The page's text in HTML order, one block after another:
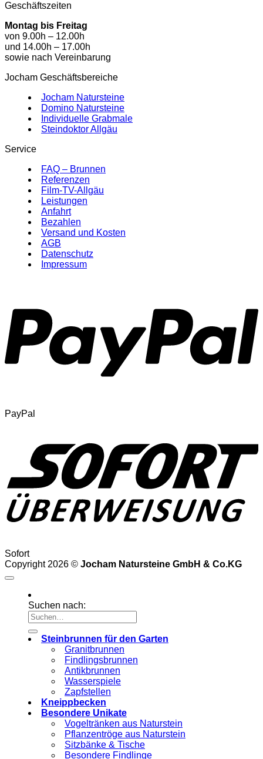
Geschäftszeiten
Montag bis Freitag
von 9.00h – 12.00h
und 14.00h – 17.00h
sowie nach Vereinbarung
Jocham Geschäftsbereiche
Jocham Natursteine
Domino Natursteine
Individuelle Grabmale
Steindoktor Allgäu
Service
FAQ – Brunnen
Referenzen
Film-TV-Allgäu
Leistungen
Anfahrt
Bezahlen
Versand und Kosten
AGB
Datenschutz
Impressum
PayPal
Sofort
Copyright 2026 © Jocham Natursteine GmbH & Co.KG
Suchen nach:
Steinbrunnen für den Garten
Granitbrunnen
Findlingsbrunnen
Antikbrunnen
Wasserspiele
Zapfstellen
Kneippbecken
Besondere Unikate
Vogeltränken aus Naturstein
Pflanzentröge aus Naturstein
Sitzbänke & Tische
Besondere Findlinge